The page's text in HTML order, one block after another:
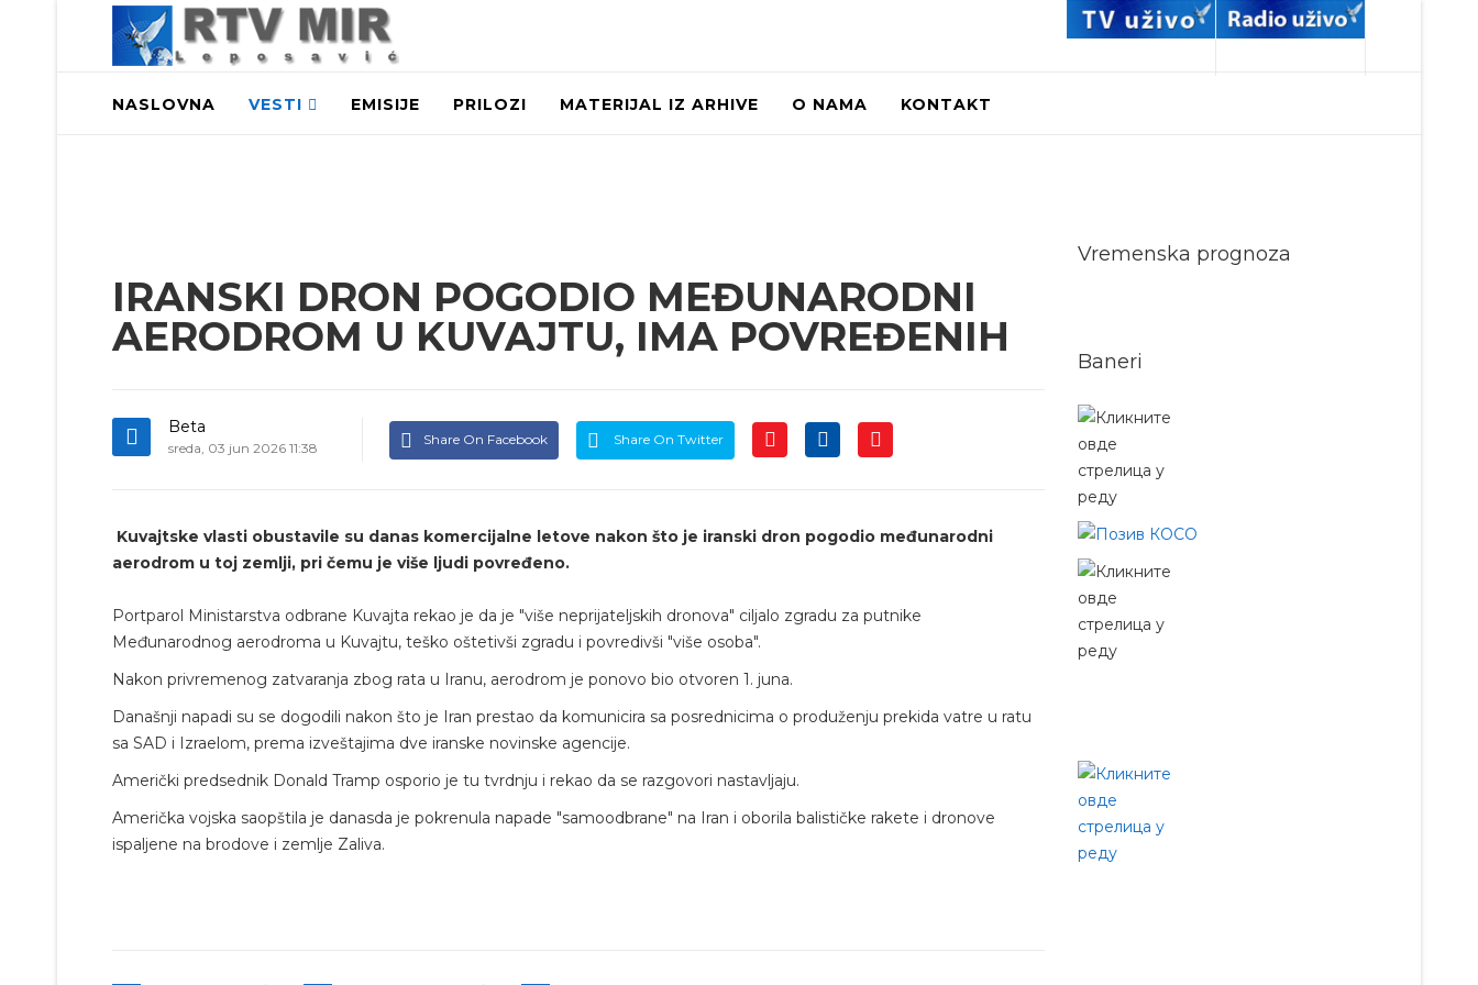
NASLOVNA VESTI EMISIJE PRILOZI MATERIJAL IZ ARHIVE O NAMA KONTAKT
IRANSKI DRON POGODIO MEĐUNARODNI
AERODROM U KUVAJTU, IMA POVREĐENIH
Beta
sreda, 03 jun 2026 11:38
Share On Facebook Share On Twitter
Kuvajtske vlasti obustavile su danas komercijalne letove nakon što je iranski dron pogodio međunarodni
aerodrom u toj zemlji, pri čemu je više ljudi povređeno.
Portparol Ministarstva odbrane Kuvajta rekao je da je "više neprijateljskih dronova" ciljalo zgradu za putnike
Međunarodnog aerodroma u Kuvajtu, teško oštetivši zgradu i povredivši "više osoba".
Nakon privremenog zatvaranja zbog rata u Iranu, aerodrom je ponovo bio otvoren 1. juna.
Današnji napadi su se dogodili nakon što je Iran prestao da komunicira sa posrednicima o produženju prekida vatre u ratu
sa SAD i Izraelom, prema izveštajima dve iranske novinske agencije.
Američki predsednik Donald Tramp osporio je tu tvrdnju i rekao da se razgovori nastavljaju.
Američka vojska saopštila je danasda je pokrenula napade "samoodbrane" na Iran i oborila balističke rakete i dronove
ispaljene na brodove i zemlje Zaliva.
Vremenska prognoza
Baneri